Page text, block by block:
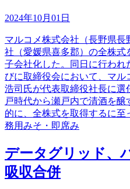
2024年10月01日
マルコメ株式会社（長野県
社（愛媛県喜多郡）の全株式
子会社化した。同日に行われ
びに取締役会において、マル
浩司氏が代表取締役社長に
戸時代から瀬戸内で清酒を
的に、全株式を取得するに
務用みそ・即席み
データグリッド、
吸収合併